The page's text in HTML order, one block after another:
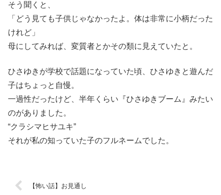
そう聞くと、
「どう見ても子供じゃなかったよ。体は非常に小柄だった
けれど」
母にしてみれば、変質者とかその類に見えていたと。
ひさゆきが学校で話題になっていた頃、ひさゆきと遊んだ
子はちょっと自慢。
一過性だったけど、半年くらい『ひさゆきブーム』みたい
のがありました。
“クラシマヒサユキ”
それが私の知っていた子のフルネームでした。
【怖い話】お見通し